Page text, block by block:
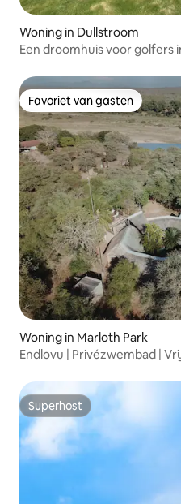
Woning in Dullstroom
Een droomhuis voor golfers
Favoriet van gasten
Favoriet van gasten
Woning in Marloth Park
Endlovu | Privézwembad |
Superhost
Superhost